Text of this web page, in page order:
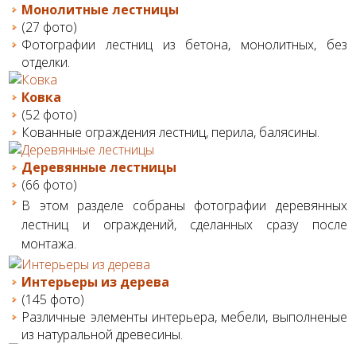
Монолитные лестницы
(27 фото)
Фотографии лестниц из бетона, монолитных, без
отделки.
Ковка
(52 фото)
Кованные ограждения лестниц, перила, балясины.
Деревянные лестницы
(66 фото)
В этом разделе собраны фотографии деревянных
лестниц и ограждений, сделанных сразу после
монтажа.
Интерьеры из дерева
(145 фото)
Различные элементы интерьера, мебели, выполненые
из натуральной древесины.